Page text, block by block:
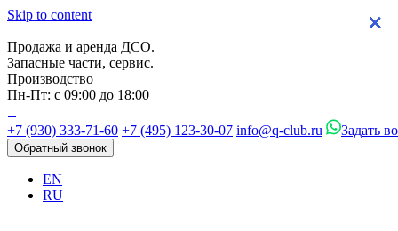
Skip to content
Продажа и аренда ДСО.
Запасные части, сервис.
Производство
Пн-Пт: с 09:00 до 18:00
+7 (930) 333-71-60 +7 (495) 123-30-07 info@q-club.ru Задать
Обратный звонок
EN
RU
×
×
×
×